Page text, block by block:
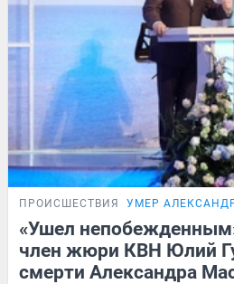
ПРОИСШЕСТВИЯ УМЕР
«Ушел
член жюри КВН Юлий
смерти Александра